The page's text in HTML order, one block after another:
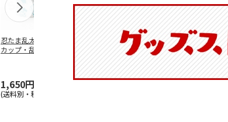
忍たま乱太郎 マグ
カップ・乱太郎・き
1,650円
(送料別・税込)
抗菌食洗機対応 ふ
わっと弁当箱 530ml
水森亜土 PF
1,760円
マスコット入りドリ
ンクボトル ハロー
キティ PSPR5MC
3,300円